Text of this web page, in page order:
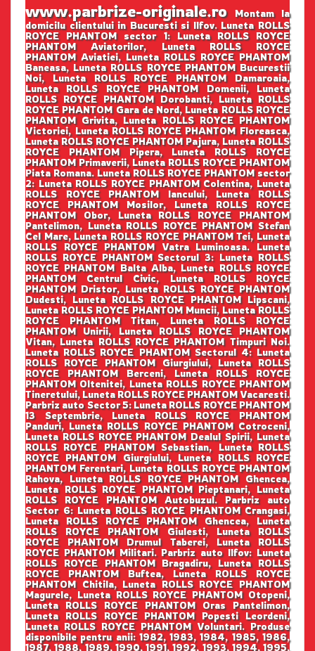
www.parbrize-originale.roMontam la
domicilu clientului in Bucuresti si Ilfov. Luneta ROLLS
ROYCE PHANTOM sector 1: Luneta ROLLS ROYCE
PHANTOM Aviatorilor, Luneta ROLLS ROYCE
PHANTOM Aviatiei, Luneta ROLLS ROYCE PHANTOM
Baneasa, Luneta ROLLS ROYCE PHANTOM Bucurestii
Noi, Luneta ROLLS ROYCE PHANTOM Damaroaia,
Luneta ROLLS ROYCE PHANTOM Domenii, Luneta
ROLLS ROYCE PHANTOM Dorobanti, Luneta ROLLS
ROYCE PHANTOM Gara de Nord, Luneta ROLLS ROYCE
PHANTOM Grivita, Luneta ROLLS ROYCE PHANTOM
Victoriei, Luneta ROLLS ROYCE PHANTOM Floreasca,
Luneta ROLLS ROYCE PHANTOM Pajura, Luneta ROLLS
ROYCE PHANTOM Pipera, Luneta ROLLS ROYCE
PHANTOM Primaverii, Luneta ROLLS ROYCE PHANTOM
Piata Romana. Luneta ROLLS ROYCE PHANTOM sector
2: Luneta ROLLS ROYCE PHANTOM Colentina, Luneta
ROLLS ROYCE PHANTOM Iancului, Luneta ROLLS
ROYCE PHANTOM Mosilor, Luneta ROLLS ROYCE
PHANTOM Obor, Luneta ROLLS ROYCE PHANTOM
Pantelimon, Luneta ROLLS ROYCE PHANTOM Stefan
Cel Mare, Luneta ROLLS ROYCE PHANTOM Tei, Luneta
ROLLS ROYCE PHANTOM Vatra Luminoasa. Luneta
ROLLS ROYCE PHANTOM Sectorul 3: Luneta ROLLS
ROYCE PHANTOM Balta Alba, Luneta ROLLS ROYCE
PHANTOM Centrul Civic, Luneta ROLLS ROYCE
PHANTOM Dristor, Luneta ROLLS ROYCE PHANTOM
Dudesti, Luneta ROLLS ROYCE PHANTOM Lipscani,
Luneta ROLLS ROYCE PHANTOM Muncii, Luneta ROLLS
ROYCE PHANTOM Titan, Luneta ROLLS ROYCE
PHANTOM Unirii, Luneta ROLLS ROYCE PHANTOM
Vitan, Luneta ROLLS ROYCE PHANTOM Timpuri Noi.
Luneta ROLLS ROYCE PHANTOM Sectorul 4: Luneta
ROLLS ROYCE PHANTOM Giurgiului, Luneta ROLLS
ROYCE PHANTOM Berceni, Luneta ROLLS ROYCE
PHANTOM Oltenitei, Luneta ROLLS ROYCE PHANTOM
Tineretului, Luneta ROLLS ROYCE PHANTOM Vacaresti.
Parbriz auto Sector 5: Luneta ROLLS ROYCE PHANTOM
13 Septembrie, Luneta ROLLS ROYCE PHANTOM
Panduri, Luneta ROLLS ROYCE PHANTOM Cotroceni,
Luneta ROLLS ROYCE PHANTOM Dealul Spirii, Luneta
ROLLS ROYCE PHANTOM Sebastian, Luneta ROLLS
ROYCE PHANTOM Giurgiului, Luneta ROLLS ROYCE
PHANTOM Ferentari, Luneta ROLLS ROYCE PHANTOM
Rahova, Luneta ROLLS ROYCE PHANTOM Ghencea,
Luneta ROLLS ROYCE PHANTOM Pieptanari, Luneta
ROLLS ROYCE PHANTOM Autobuzul. Parbriz auto
Sector 6: Luneta ROLLS ROYCE PHANTOM Crangasi,
Luneta ROLLS ROYCE PHANTOM Ghencea, Luneta
ROLLS ROYCE PHANTOM Giulesti, Luneta ROLLS
ROYCE PHANTOM Drumul Taberei, Luneta ROLLS
ROYCE PHANTOM Militari. Parbriz auto Ilfov: Luneta
ROLLS ROYCE PHANTOM Bragadiru, Luneta ROLLS
ROYCE PHANTOM Buftea, Luneta ROLLS ROYCE
PHANTOM Chitila, Luneta ROLLS ROYCE PHANTOM
Magurele, Luneta ROLLS ROYCE PHANTOM Otopeni,
Luneta ROLLS ROYCE PHANTOM Oras Pantelimon,
Luneta ROLLS ROYCE PHANTOM Popesti Leordeni,
Luneta ROLLS ROYCE PHANTOM Voluntari. Produse
disponibile pentru anii: 1982, 1983, 1984, 1985, 1986,
1987, 1988, 1989, 1990, 1991, 1992, 1993, 1994, 1995,